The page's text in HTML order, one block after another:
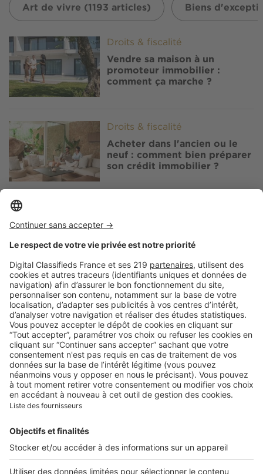
Art de vivre (1193 articles) Biens
Image Droits & fiscalité
Vendre sa maison à un
promoteur immobilier :
comment ça marche ?
Image Droits & fiscalité
Acheter dans l'ancien ou le
neuf : comment bien préparer
son crédit immobilier ?
Image
cas privilégier le prêt in fine ?
Image Droits & fiscalité
Investissement locatif : les
avantages de l'assurance
loyers impayés
Image Droits & fiscalité
Faire agrandir sa propriété :